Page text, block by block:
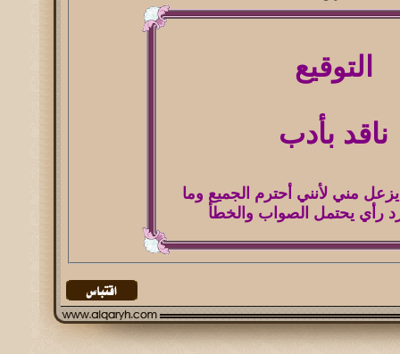
التوقيع
ناقد بأدب
مني لأنني أحترم الجميع وما
رأي يحتمل الصواب والخطأ